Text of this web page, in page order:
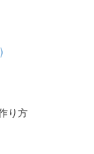
り方